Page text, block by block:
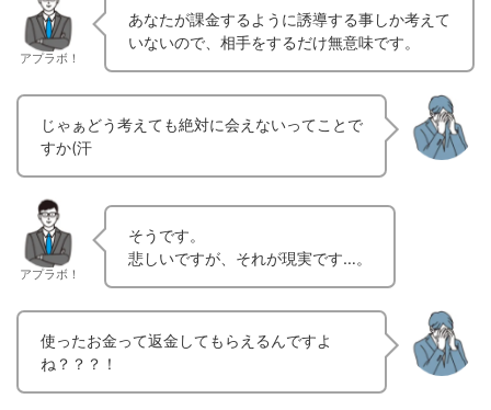
アプラボ！
あなたが課金するように誘導する事しか考えて
いないので、相手をするだけ無意味です。
じゃぁどう考えても絶対に会えないってことで
すか(汗
アプラボ！
そうです。
悲しいですが、それが現実です…。
使ったお金って返金してもらえるんですよ
ね？？？！